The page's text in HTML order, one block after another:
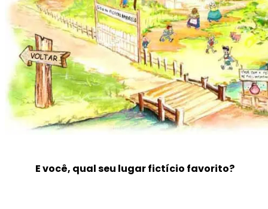
E você, qual seu lugar fictício favorito?